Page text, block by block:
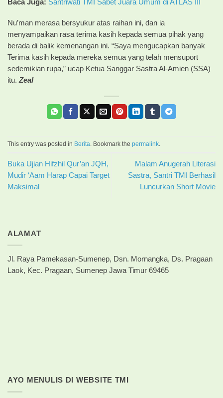
Baca Juga: Santriwati TMI Sabet Juara Umum di ATLAS III
Nu’man merasa bersyukur atas raihan ini, dan ia
menyampaikan rasa terima kasih kepada semua pihak yang
berada di balik kemenangan ini. “Saya mengucapkan banyak
Terima kasih kepada mereka semua yang telah mensuport
sedemikian rupa,” ucap Ketua Sanggar Sastra Al-Amien (SSA)
itu. Zeal
This entry was posted in Berita . Bookmark the permalink
Buka Ujian Hifzhil Qur’an JQH,
Mudir ‘Aam Harap Capai Target
Maksimal
Malam Anugerah Literasi
Sastra, Santri TMI Berhasil
Luncurkan Short Movie
ALAMAT
Jl. Raya Pamekasan-Sumenep, Dsn. Mornangka, Ds. Pragaan
Laok, Kec. Pragaan, Sumenep Jawa Timur 69465
AYO MENULIS DI WEBSITE TMI